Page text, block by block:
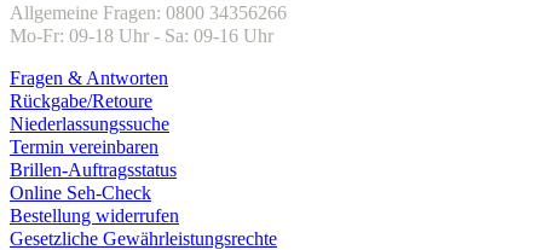
Allgemeine Fragen: 0800 34356266
Mo-Fr: 09-18 Uhr - Sa: 09-16 Uhr
Fragen & Antworten
Rückgabe/Retoure
Niederlassungssuche
Termin vereinbaren
Brillen-Auftragsstatus
Online Seh-Check
Bestellung widerrufen
Gesetzliche Gewährleistungsrechte